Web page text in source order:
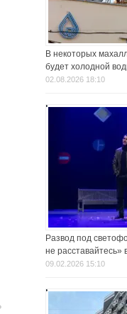
В некоторых
будет холодной
02.08.2026 18:10
Развод под
не расставайтесь»
09.02.2026 15:10